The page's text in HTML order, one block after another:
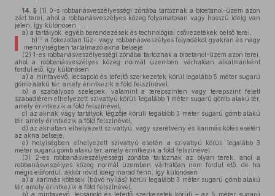
14. § (1) 0-s robbanásveszélyességi zónába tartoznak a bioetanol-üzem azon
zárt terei, ahol a robbanásveszélyes közeg folyamatosan vagy hosszú ideig van
jelen, így különösen
a) a tartályok, egyéb berendezések és technológiai csővezetékek belső terei,
b) 12 a fokozottan tűz- vagy robbanásveszélyes folyadékot gyakran és nagy
mennyiségben tartalmazó akna belseje.
(2) 1-es robbanásveszélyességi zónába tartoznak a bioetanol-üzem azon terei,
ahol a robbanásveszélyes közeg normál üzemben várhatóan alkalmanként
fordul elő, így különösen
a) a mintavevő, lecsapoló és lefejtő szerkezetek körül legalább 5 méter sugarú
gömb alakú tér, amely érintkezik a föld felszínével,
b) a szabályozó szelepek, valamint a terepszinten vagy terepszint felett
szabadtéren elhelyezett szivattyú körüli legalább 1 méter sugarú gömb alakú tér,
amely érintkezik a föld felszínével,
c) az aknák vagy tartályok légzője körüli legalább 3 méter sugarú gömb alakú
tér, amely érintkezik a föld felszínével,
d) az aknában elhelyezett szivattyú, vagy szerelvény és karimás kötés esetén
az akna belseje,
e) helyiségben elhelyezett szivattyú esetén a szivattyú körüli legalább 3
méter sugarú gömb alakú tér, amely érintkezik a föld felszínével.
(3) 2-es robbanásveszélyességi zónába tartoznak az olyan terek, ahol a
robbanásveszélyes közeg normál üzemben várhatóan nem fordul elő, de ha
mégis előfordul, akkor rövid ideig marad fenn, így különösen
a) a karimás kötések (búvó nyílás) körüli legalább 3 méter sugarú gömb alakú
tér, amely érintkezik a föld felszínével,
b) a mintavevő, lecsapoló és lefejtő szerkezetek körüli – az 5 méter sugarú